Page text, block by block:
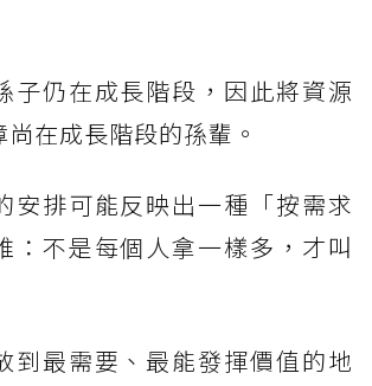
子仍在成長階段，因此將資源
在成長階段的孫輩。
安排可能反映出一種「按需求
：不是每個人拿一樣多，才叫
到最需要、最能發揮價值的地